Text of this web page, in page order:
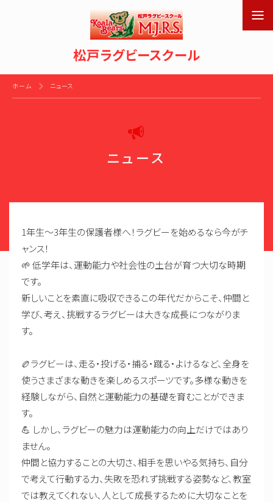
松戸ラグビースクール
ホーム ニュース
ニュース
1年生〜3年生の保護者様へ！ラグビーを始めるなら今がチ
ャンス！
🌱 低学年は、運動能力や社会性の土台が育つ大切な時期
です。
新しいことを素直に吸収できるこの年代だからこそ、仲間と
学び、考え、挑戦するラグビーは大きな成長につながりま
す。
🏉ラグビーは、走る・投げる・捕る・蹴る・よけるなど、全身を
使うさまざまな動きを楽しめるスポーツです。多様な動きを
経験しながら、自然と運動能力の基礎を育むことができま
す。
💪 しかし、ラグビーの魅力は運動能力の向上だけではあり
ません。
仲間と協力することの大切さ、相手を思いやる気持ち、自分
で考えて行動する力、失敗を恐れず挑戦する姿勢など、教室
では教えてくれない、人として成長するために大切なことを